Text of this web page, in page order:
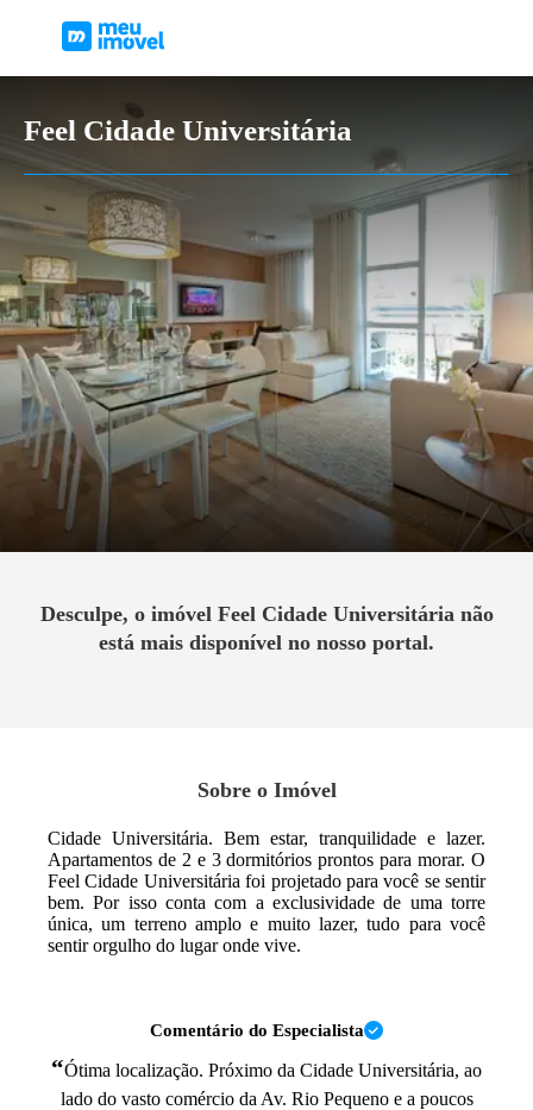
Feel Cidade Universitária
Desculpe, o imóvel Feel Cidade Universitárianão
está mais disponível no nosso portal.
Sobre o Imóvel
Cidade Universitária. Bem estar, tranquilidade e lazer.
Apartamentos de 2 e 3 dormitórios prontos para morar. O
Feel Cidade Universitária foi projetado para você se sentir
bem. Por isso conta com a exclusividade de uma torre
única, um terreno amplo e muito lazer, tudo para você
sentir orgulho do lugar onde vive.
Comentário do Especialista
“Ótima localização. Próximo da Cidade Universitária, ao
lado do vasto comércio da Av. Rio Pequeno e a poucos